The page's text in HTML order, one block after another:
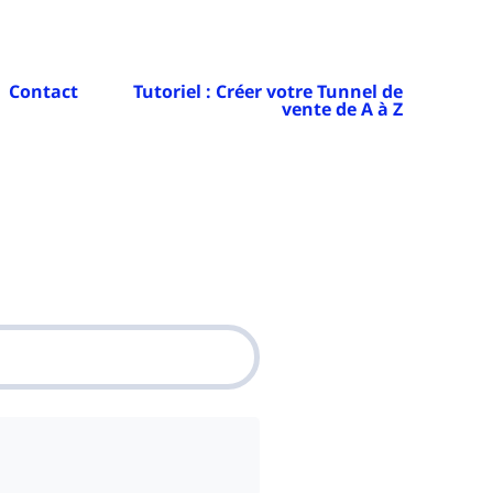
Contact Tutoriel : Créer votre Tunnel de
vente de A à Z